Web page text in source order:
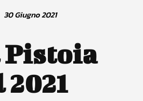
30 Giugno 2021